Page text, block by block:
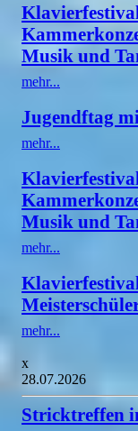
Musik und
mehr...
Jugendftag
mehr...
Musik und
mehr...
mehr...
x
28.07.2026
Stricktreffen